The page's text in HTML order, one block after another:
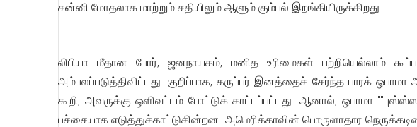
சன்னி மோதலாக மாற்றும் சதியிலும் ஆளும் கும்பல் இறங்கியிருக்கிறது.
லிபியா மீதான போர், ஜனநாயகம், மனித உரிமைகள் பற்றியெல்லாம்
அம்பலப்படுத்திவிட்டது. குறிப்பாக, கருப்பர் இனத்தைச் சேர்ந்த பாரக்
கூறி, அவருக்கு ஒளிவட்டம் போட்டுக் காட்டப்பட்டது. ஆனால், ஒபாமா
பச்சையாக எடுத்துக்காட்டுகின்றன. அமெரிக்காவின் பொருளாதார